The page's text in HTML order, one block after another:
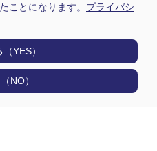
ことになります。 プライバシ
NO）
YES）